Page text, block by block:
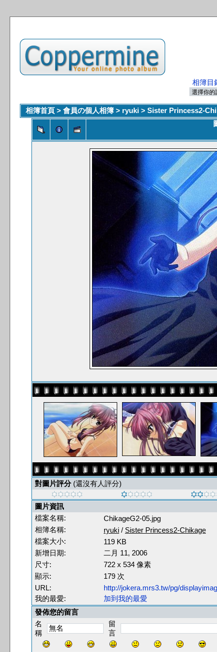
相簿目
相簿首頁 > 會員の個人相簿 > ryuki > Sister Princess2-
對圖片評分(還沒有人評分)
圖片資訊
檔案名稱:
ChikageG2-05.jpg
相簿名稱:
ryuki / Sister Princess2-Chikage
檔案大小:
119 KB
新增日期:
二月 11, 2006
尺寸:
722 x 534 像素
顯示:
179 次
URL:
http://jokera.mrs3.tw/pg/
我的最愛:
加到我的最愛
發佈您的留言
名
稱
留
言